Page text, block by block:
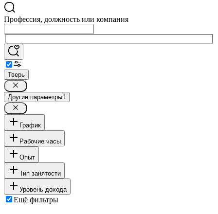
Профессия, должность или компания
Тверь
Другие параметры1
График
Рабочие часы
Опыт
Тип занятости
Уровень дохода
Ещё фильтры